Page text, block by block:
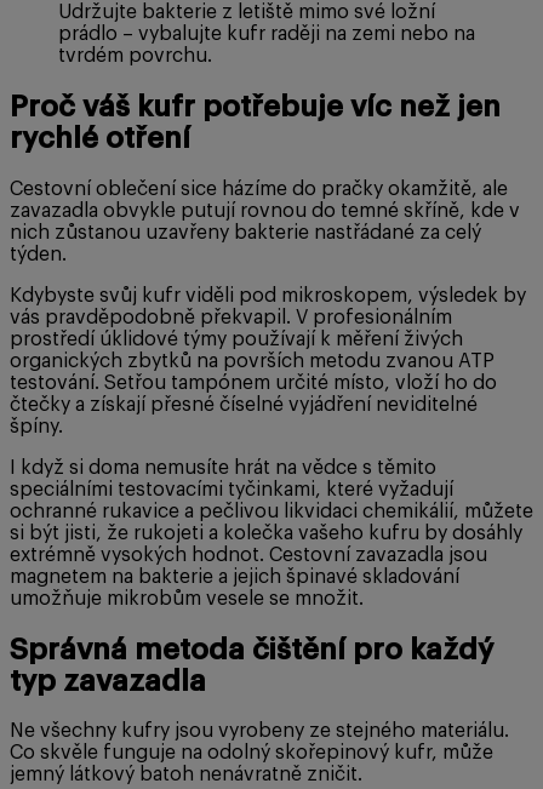
Udržujte bakterie z letiště mimo své ložní
prádlo – vybalujte kufr raději na zemi nebo na
tvrdém povrchu.
Proč váš kufr potřebuje víc než jen
rychlé otření
Cestovní oblečení sice házíme do pračky okamžitě, ale
zavazadla obvykle putují rovnou do temné skříně, kde v
nich zůstanou uzavřeny bakterie nastřádané za celý
týden.
Kdybyste svůj kufr viděli pod mikroskopem, výsledek by
vás pravděpodobně překvapil. V profesionálním
prostředí úklidové týmy používají k měření živých
organických zbytků na površích metodu zvanou ATP
testování. Setřou tampónem určité místo, vloží ho do
čtečky a získají přesné číselné vyjádření neviditelné
špíny.
I když si doma nemusíte hrát na vědce s těmito
speciálními testovacími tyčinkami, které vyžadují
ochranné rukavice a pečlivou likvidaci chemikálií, můžete
si být jisti, že rukojeti a kolečka vašeho kufru by dosáhly
extrémně vysokých hodnot. Cestovní zavazadla jsou
magnetem na bakterie a jejich špinavé skladování
umožňuje mikrobům vesele se množit.
Správná metoda čištění pro každý
typ zavazadla
Ne všechny kufry jsou vyrobeny ze stejného materiálu.
Co skvěle funguje na odolný skořepinový kufr, může
jemný látkový batoh nenávratně zničit.